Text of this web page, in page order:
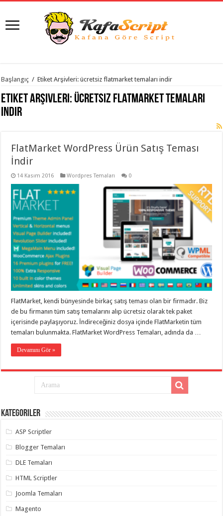
istanbul
evden
eve
taşımacılık
gaziantep
taşımacılık,
evden
taşımacılık,
gaziantep
evden
taşımacılık ,
taşımacılık,
gaziantep
evden
taşımacılık,
gaziantep
evden
taşımacılık,
evden
taşımacılık
gaziantep
evden
taşımacılık,
evden
taşımacılık,
evden
eve
gaziantep
organizasyon,
gaziantep
organizasyon
gaziantep
organizasyon,
gaziantep
organizasyon,
gaziantep
organizasyon ,
gaziantep
organizasyon,
Başlangıç / Etiket Arşivleri: ücretsiz flatmarket temaları indir
Etiket Arşivleri: ücretsiz flatmarket temaları
indir
FlatMarket WordPress Ürün Satış Teması
İndir
14 Kasım 2016 Wordpres Temaları 0
FlatMarket, kendi bünyesinde birkaç satış teması olan bir firmadır. Biz
de bu firmanın tüm satış temalarını alıp ücretsiz olarak tek paket
içerisinde paylaşıyoruz. İndireceğiniz dosya içinde FlatMarketin tüm
temaları bulunmakta. FlatMarket WordPress Temaları, adında da …
Devamını Gör »
Kategoriler
ASP Scriptler
Blogger Temaları
DLE Temaları
HTML Scriptler
Joomla Temaları
Magento